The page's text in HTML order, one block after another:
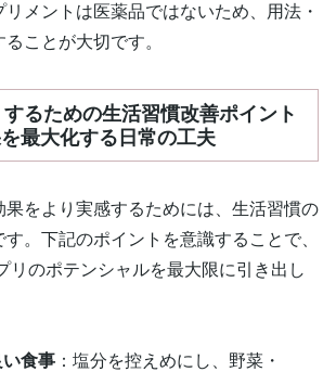
リメントは医薬品ではないため、用法・
ことが大切です。
るための生活習慣改善ポイント
最大化する日常の工夫
果をより実感するためには、生活習慣の
。下記のポイントを意識することで、
リのポテンシャルを最大限に引き出し
食事 ：塩分を控えめにし、野菜・